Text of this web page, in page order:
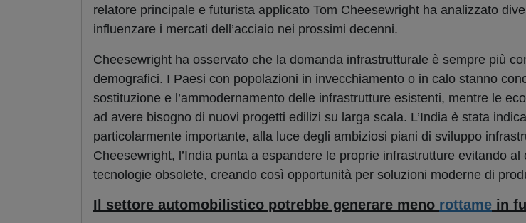
relatore principale e futurista applicato Tom Cheesewright ha analizzato
influenzare i mercati dell’acciaio nei prossimi decenni.
Cheesewright ha osservato che la domanda infrastrutturale è sempre più
demografici. I Paesi con popolazioni in invecchiamento o in calo stanno
sostituzione e l’ammodernamento delle infrastrutture esistenti, mentre le
ad avere bisogno di nuovi progetti edilizi su larga scala. L’India è stata
particolarmente importante, alla luce degli ambiziosi piani di sviluppo
Cheesewright, l’India punta a espandere le proprie infrastrutture evitando
tecnologie obsolete, creando così opportunità per soluzioni moderne di
Il settore automobilistico potrebbe generare meno rottame in